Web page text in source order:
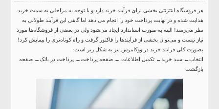
هر فروشگاه اینترنتی بخشی برای فرآیند خرید دارد و با توجه به مراحلی به سمت خرید
هدایت شده و در نهایت پرداخت خود را انجام می دهد اما گاهی این فرآیند طولانی به
نظر می‌رسد! البته به صورت استاندارد ایجاد می‌شود ولی در بعضی از فروشگاه‌ها مورد
نیاز نیست و می‌توان بخشی از فرآیندها را فاکتور گرفت و راه کوتاه‌تری را پیمایش کرد!
بصورت کلی فرایند خرید در ووکامرس نیز به شکل زیر است:
انتخاب← سبد خرید← تکمیل اطلاعات ← صفحه پرداخت← پرداخت در بانک← صفحه
بازگشت